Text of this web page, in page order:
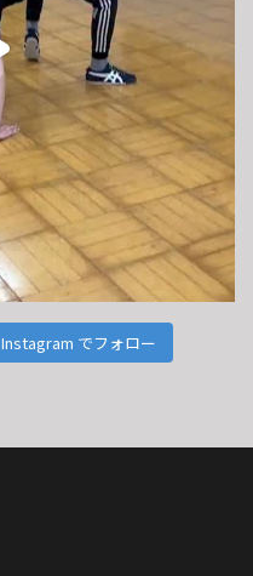
Instagram でフォロー